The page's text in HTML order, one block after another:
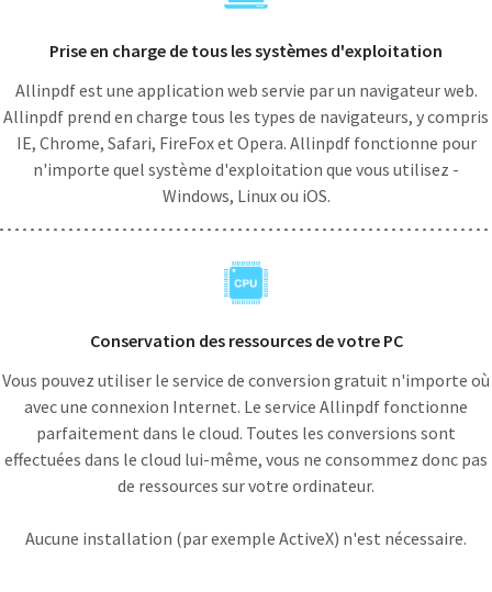
Prise en charge de tous les systèmes d'exploitation
Allinpdf est une application web servie par un navigateur web.
Allinpdf prend en charge tous les types de navigateurs, y compris
IE, Chrome, Safari, FireFox et Opera. Allinpdf fonctionne pour
n'importe quel système d'exploitation que vous utilisez -
Windows, Linux ou iOS.
Conservation des ressources de votre PC
Vous pouvez utiliser le service de conversion gratuit n'importe où
avec une connexion Internet. Le service Allinpdf fonctionne
parfaitement dans le cloud. Toutes les conversions sont
effectuées dans le cloud lui-même, vous ne consommez donc pas
de ressources sur votre ordinateur.
Aucune installation (par exemple ActiveX) n'est nécessaire.